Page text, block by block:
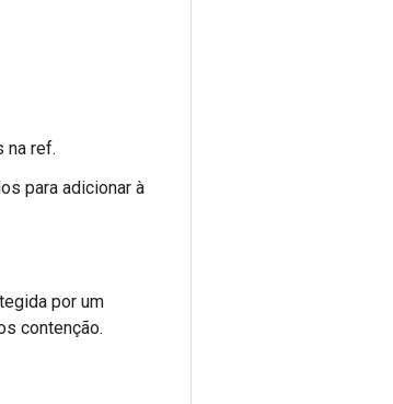
na ref.
para adicionar à
por um
contenção.